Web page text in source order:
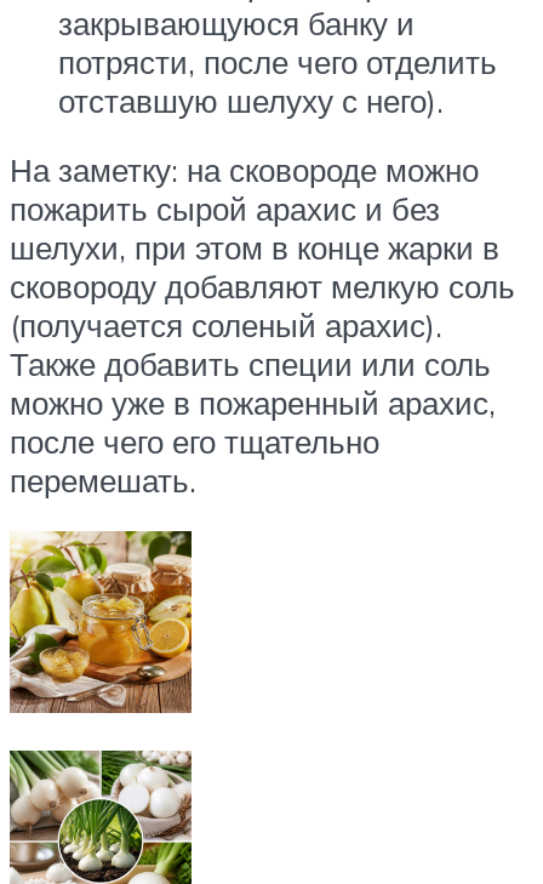
закрывающуюся банку и
потрясти, после чего отделить
отставшую шелуху с него).
На заметку: на сковороде можно
пожарить сырой арахис и без
шелухи, при этом в конце жарки в
сковороду добавляют мелкую соль
(получается соленый арахис).
Также добавить специи или соль
можно уже в пожаренный арахис,
после чего его тщательно
перемешать.